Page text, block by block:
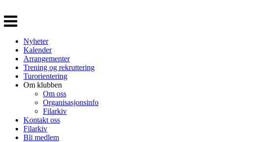
Veksle
navigasjon
Nyheter
Kalender
Arrangementer
Trening og rekruttering
Turorientering
Om klubben
Om oss
Organisasjonsinfo
Filarkiv
Kontakt oss
Filarkiv
Bli medlem